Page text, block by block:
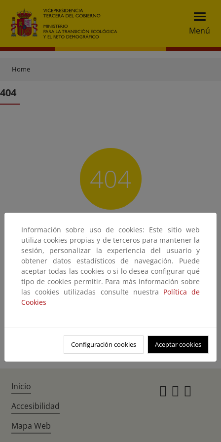
Menú
Home
404
404
No encontramos lo que nos pide
El contenido que ha solicitado no existe o no está disponible en este
momento.
Quizás pueda encontrarlo con el buscador
Información sobre uso de cookies: Este sitio web
utiliza cookies propias y de terceros para mantener la
sesión, personalizar la experiencia del usuario y
obtener datos estadísticos de navegación. Puede
aceptar todas las cookies o si lo desea configurar qué
tipo de cookies permitir. Para más información sobre
las cookies utilizadas consulte nuestra Política de
Cookies
Configuración cookies Aceptar cookies
Inicio
Accesibilidad
Mapa Web